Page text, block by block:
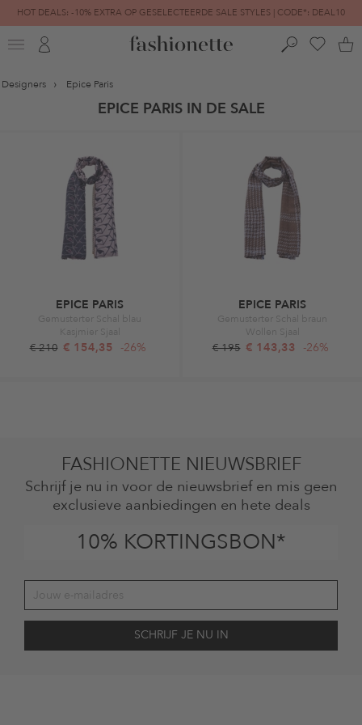
HOT DEALS: -10% EXTRA OP GESELECTEERDE SALE STYLES | CODE*: DEAL10
FINAL SALE | TOT -80% GEREDUCEERD
Designers Epice Paris
EPICE PARIS IN DE SALE
EPICE PARIS
Gemusterter Schal blau
Kasjmier Sjaal
€ 210 € 154,35 -26%
EPICE PARIS
Gemusterter Schal braun
Wollen Sjaal
€ 195 € 143,33 -26%
FASHIONETTE NIEUWSBRIEF
Schrijf je nu in voor de nieuwsbrief en mis geen
exclusieve aanbiedingen en hete deals
10% KORTINGSBON*